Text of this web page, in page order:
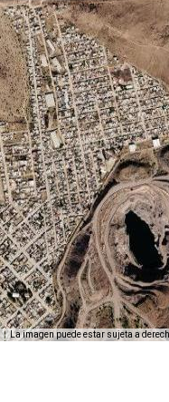
La imagen puede estar sujeta a